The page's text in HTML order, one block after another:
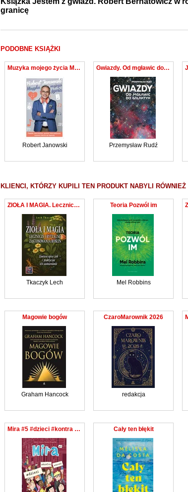
granicę
PODOBNE KSIĄŻKI
Muzyka mojego życia Moje rozmowy z gwiazdami, które podziwiam, o muzyce, którą kocham.
Robert Janowski
Gwiazdy. Od mgławic do galaktyk
Przemysław Rudź
KLIENCI, KTÓRZY KUPILI TEN PRODUKT NABYLI RÓWNIEŻ
ZIOŁA I MAGIA. Lecznicze i rytualne zastosowania roślin
Tkaczyk Lech
Teoria Pozwól im
Mel Robbins
Magowie bogów
Graham Hancock
CzaroMarownik 2026
redakcja
Mira #5 #dzieci #kontra #dorośli Cały ten błękit